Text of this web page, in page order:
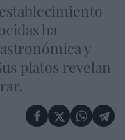
ha
y
platos revelan